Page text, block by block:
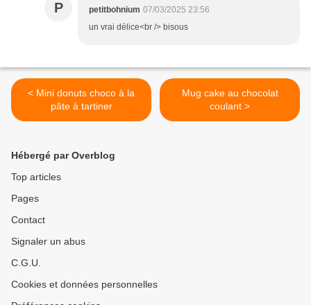
P petitbohnium 07/03/2025 23:56
un vrai délice<br /> bisous
< Mini donuts choco à la
pâte à tartiner
Mug cake au chocolat
coulant >
Hébergé par Overblog
Top articles
Pages
Contact
Signaler un abus
C.G.U.
Cookies et données personnelles